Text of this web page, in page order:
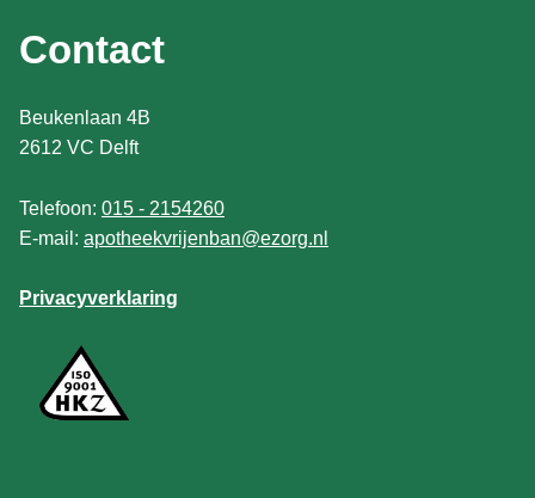
Contact
Beukenlaan 4B
2612 VC Delft
Telefoon: 015 - 2154260
E-mail: apotheekvrijenban@ezorg.nl
Privacyverklaring